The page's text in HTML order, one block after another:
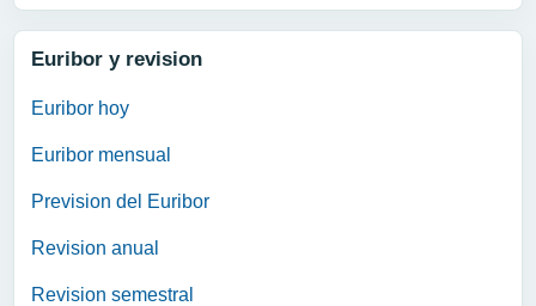
Euribor y revision
Euribor hoy
Euribor mensual
Prevision del Euribor
Revision anual
Revision semestral